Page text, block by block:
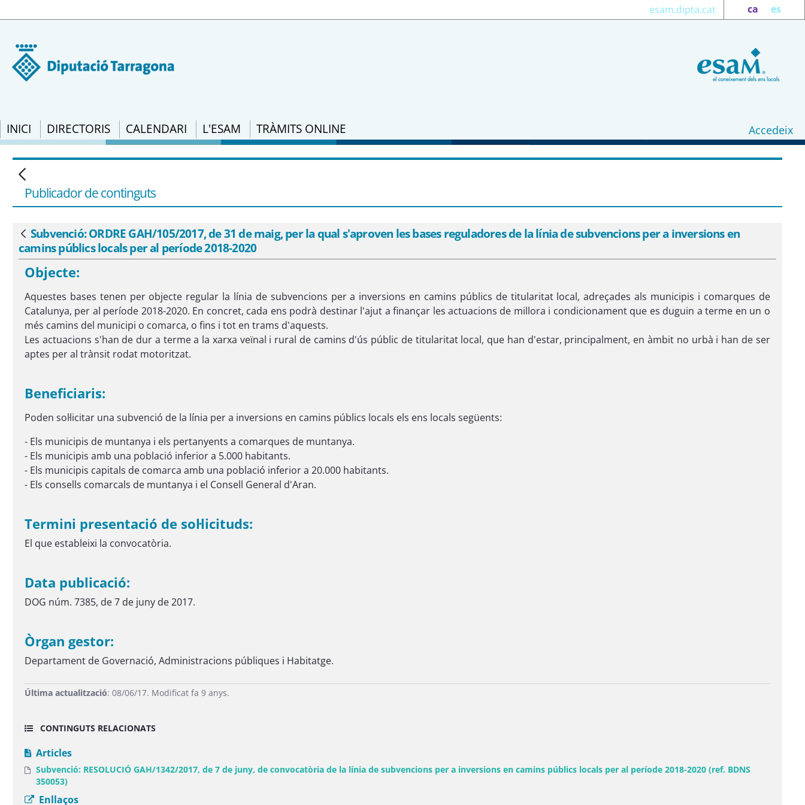
ca es
esam.dipta.cat
INICI DIRECTORIS CALENDARI L'ESAM TRÀMITS ONLINE Accedeix
Subvenció: ORDRE GAH/105/2017, de 31 de maig, per la qual s&#39;aproven les bases reguladores de la línia de
subvencions per a inversions en camins públics locals per al període 2018-2020 - eSAM
Publicador de continguts
Vés enrere
Subvenció: ORDRE GAH/105/2017, de 31 de maig, per la qual s'aproven les bases reguladores de la línia de subvencions per a inversions en
camins públics locals per al període 2018-2020
Objecte:
Aquestes bases tenen per objecte regular la línia de subvencions per a inversions en camins públics de titularitat local, adreçades als municipis i comarques de
Catalunya, per al període 2018-2020. En concret, cada ens podrà destinar l'ajut a finançar les actuacions de millora i condicionament que es duguin a terme en un o
més camins del municipi o comarca, o fins i tot en trams d'aquests.
Les actuacions s'han de dur a terme a la xarxa veïnal i rural de camins d'ús públic de titularitat local, que han d'estar, principalment, en àmbit no urbà i han de ser
aptes per al trànsit rodat motoritzat.
Beneficiaris:
Poden sol·licitar una subvenció de la línia per a inversions en camins públics locals els ens locals següents:
- Els municipis de muntanya i els pertanyents a comarques de muntanya.
- Els municipis amb una població inferior a 5.000 habitants.
- Els municipis capitals de comarca amb una població inferior a 20.000 habitants.
- Els consells comarcals de muntanya i el Consell General d'Aran.
Termini presentació de sol·licituds:
El que estableixi la convocatòria.
Data publicació:
DOG núm. 7385, de 7 de juny de 2017.
Òrgan gestor:
Departament de Governació, Administracions públiques i Habitatge.
Última actualització: 08/06/17. Modificat fa 9 anys.
CONTINGUTS RELACIONATS
Articles
Subvenció: RESOLUCIÓ GAH/1342/2017, de 7 de juny, de convocatòria de la línia de subvencions per a inversions en camins públics locals per al període 2018-2020 (ref. BDNS
350053)
Enllaços